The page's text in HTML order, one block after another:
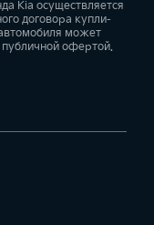
Kia осуществляется
договора купли-
может
публичной офертой.